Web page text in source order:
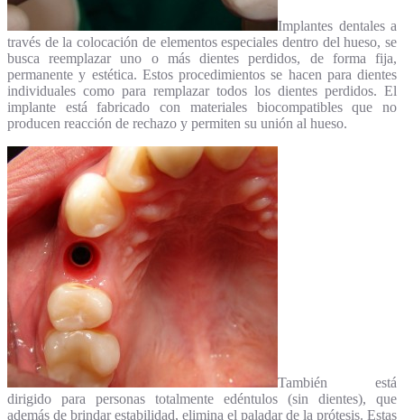
Implantes dentales a
través de la colocación de elementos especiales dentro del hueso, se
busca reemplazar uno o más dientes perdidos, de forma fija,
permanente y estética. Estos procedimientos se hacen para dientes
individuales como para remplazar todos los dientes perdidos. El
implante está fabricado con materiales biocompatibles que no
producen reacción de rechazo y permiten su unión al hueso.
También está
dirigido para personas totalmente edéntulos (sin dientes), que
además de brindar estabilidad, elimina el paladar de la prótesis. Estas